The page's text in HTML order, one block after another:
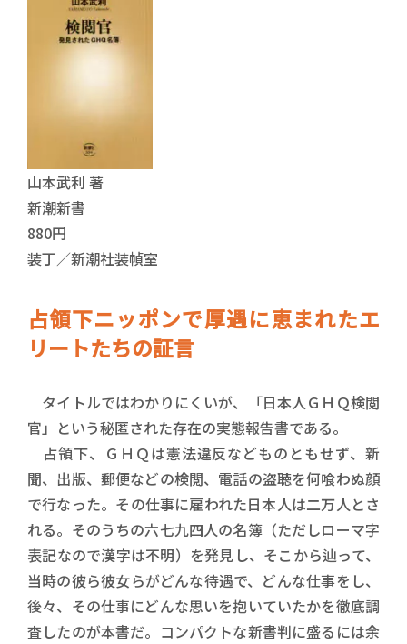
山本武利 著
新潮新書
880円
装丁／新潮社装幀室
占領下ニッポンで厚遇に恵まれたエ
リートたちの証言
タイトルではわかりにくいが、「日本人ＧＨＱ検閲
官」という秘匿された存在の実態報告書である。
占領下、ＧＨＱは憲法違反などものともせず、新
聞、出版、郵便などの検閲、電話の盗聴を何喰わぬ顔
で行なった。その仕事に雇われた日本人は二万人とさ
れる。そのうちの六七九四人の名簿（ただしローマ字
表記なので漢字は不明）を発見し、そこから辿って、
当時の彼ら彼女らがどんな待遇で、どんな仕事をし、
後々、その仕事にどんな思いを抱いていたかを徹底調
査したのが本書だ。コンパクトな新書判に盛るには余